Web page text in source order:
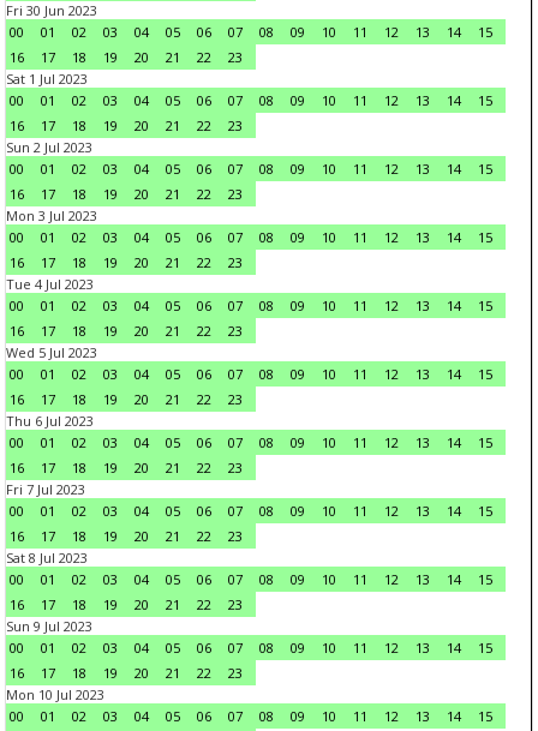
Fri 30 Jun 2023
00
01 02 03 04 05 06 07 08 09 10 11 12 13 14
15
16
17 18 19 20 21 22
23
Sat 1 Jul 2023
00
01 02 03 04 05 06 07 08 09 10 11 12 13 14
15
16
17 18 19 20 21 22
23
Sun 2 Jul 2023
00
01 02 03 04 05 06 07 08 09 10 11 12 13 14
15
16
17 18 19 20 21 22
23
Mon 3 Jul 2023
00
01 02 03 04 05 06 07 08 09 10 11 12 13 14
15
16
17 18 19 20 21 22
23
Tue 4 Jul 2023
00
01 02 03 04 05 06 07 08 09 10 11 12 13 14
15
16
17 18 19 20 21 22
23
Wed 5 Jul 2023
00
01 02 03 04 05 06 07 08 09 10 11 12 13 14
15
16
17 18 19 20 21 22
23
Thu 6 Jul 2023
00
01 02 03 04 05 06 07 08 09 10 11 12 13 14
15
16
17 18 19 20 21 22
23
Fri 7 Jul 2023
00
01 02 03 04 05 06 07 08 09 10 11 12 13 14
15
16
17 18 19 20 21 22
23
Sat 8 Jul 2023
00
01 02 03 04 05 06 07 08 09 10 11 12 13 14
15
16
17 18 19 20 21 22
23
Sun 9 Jul 2023
00
01 02 03 04 05 06 07 08 09 10 11 12 13 14
15
16
17 18 19 20 21 22
23
Mon 10 Jul 2023
00
01 02 03 04 05 06 07 08 09 10 11 12 13 14
15